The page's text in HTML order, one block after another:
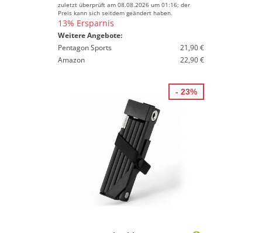
zuletzt überprüft am 08.08.2026 um 01:16; der
Preis kann sich seitdem geändert haben.
13% Ersparnis
Weitere Angebote:
Pentagon Sports
21,90 €
Amazon
22,90 €
- 23%